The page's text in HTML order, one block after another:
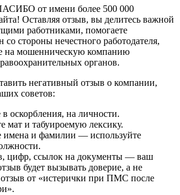
от имени более 500 000
Оставляя отзыв, вы делитесь важной
работниками, помогаете
со стороны нечестного работодателя,
на мошенническую компанию
органов.
негативный отзыв о компании,
советов:
оскорбления, на личности.
мат и табуироемую лексику.
имена и фамилии — используйте
цифр, ссылок на документы — ваш
будет вызывать доверие, а не
отзыв от «истерички при ПМС после